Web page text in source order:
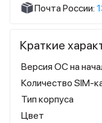
Почта России:
Краткие
Версия ОС на
Количество SIM-
Тип корпуса
Цвет